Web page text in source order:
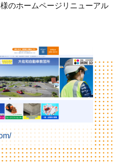
のホームページリニューアル